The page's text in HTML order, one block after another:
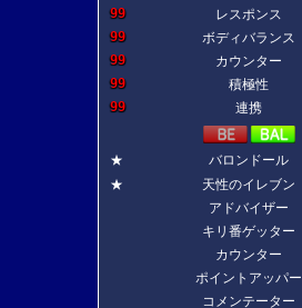
99
レスポンス
99
ボディバランス
99
カウンター
99
積極性
99
連携
★
バロンドール
★
天性のイレブン
アドバイザー
キリ番ゲッター
カウンター
ポイントアッパー
コメンテーター